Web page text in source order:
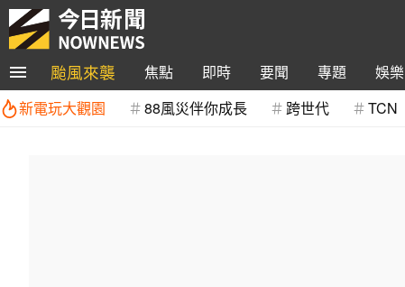
颱風來襲 焦點 即時 要聞 專題 娛樂
新電玩大觀園
88風災伴你成長 跨世代 TCN